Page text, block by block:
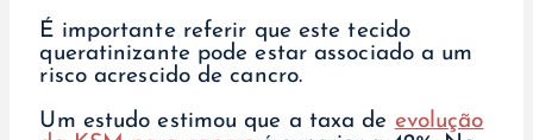
É importante referir que este tecido
queratinizante pode estar associado a um
risco acrescido de cancro.
Um estudo estimou que a taxa de evolução